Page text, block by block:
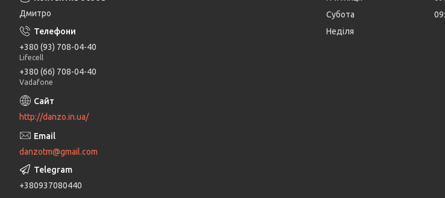
Дмитро
+380 (93) 708-04-40
Lifecell
+380 (66) 708-04-40
Vadafone
http://danzo.in.ua/
danzotm@gmail.com
+380937080440
Субота
Неділя